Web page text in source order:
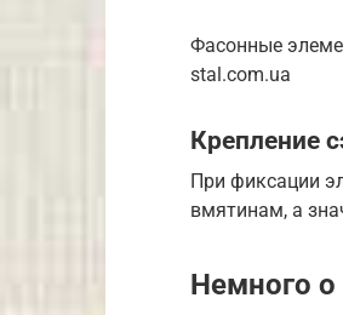
Фасонные
stal.com.ua
Крепление
При фиксации
вмятинам, а
Немного о